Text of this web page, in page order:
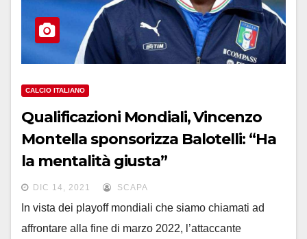
CALCIO ITALIANO
Qualificazioni Mondiali, Vincenzo
Montella sponsorizza Balotelli: “Ha
la mentalità giusta”
DIC 14, 2021 SCAPA
In vista dei playoff mondiali che siamo chiamati ad
affrontare alla fine di marzo 2022, l’attaccante